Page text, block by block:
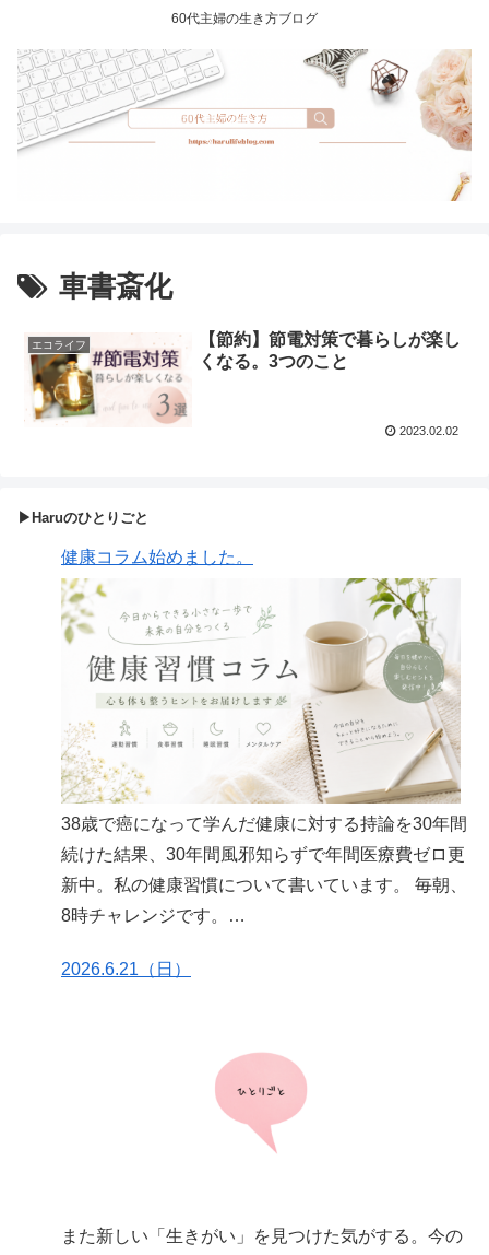
60代主婦の生き方ブログ
車書斎化
エコライフ
【節約】節電対策で暮らしが楽し
くなる。3つのこと
2023.02.02
▶Haruのひとりごと
健康コラム始めました。
38歳で癌になって学んだ健康に対する持論を30年間
続けた結果、30年間風邪知らずで年間医療費ゼロ更
新中。私の健康習慣について書いています。 毎朝、
8時チャレンジです。
2026.6.21（日）
また新しい「生きがい」を見つけた気がする。今の